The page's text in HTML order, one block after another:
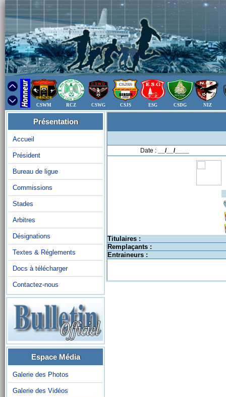
CSWM RCZ CSWG CSJS ESG CSDG NIZ
Présentation
Accueil
Président
Bureau de ligue
Commissions
Stades
Arbitres
Désignations
Textes & Réglements
Docs à télécharger
Contactez-nous
Espace Média
Galerie des Photos
Galerie des Vidéos
Date : __/__/____
Titulaires :
Remplaçants :
Entraineurs :